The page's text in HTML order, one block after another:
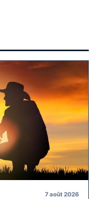
7 août 2026